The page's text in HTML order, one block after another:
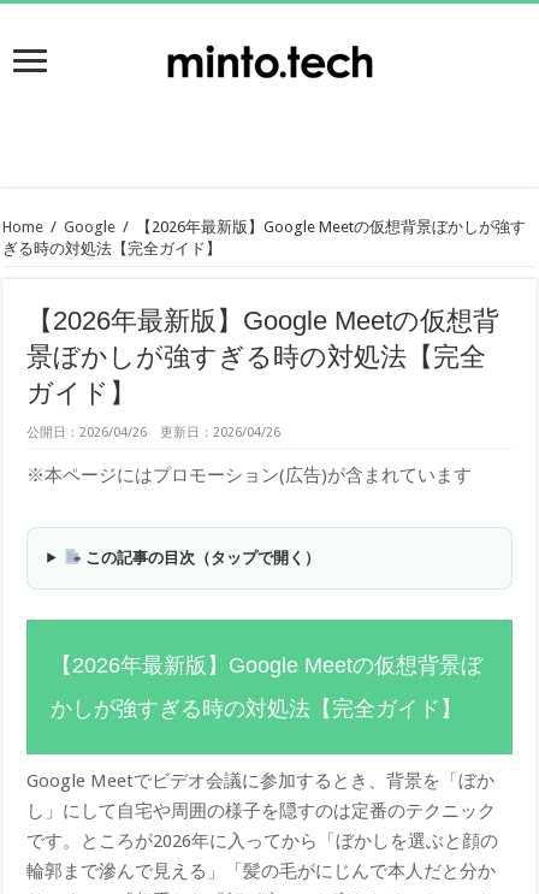
Home / Google /
【2026年最新版】Google Meetの仮想背景ぼかしが強す
ぎる時の対処法【完全ガイド】
【2026年最新版】Google Meetの仮想背
景ぼかしが強すぎる時の対処法【完全
ガイド】
公開日：2026/04/26 更新日：2026/04/26
※本ページにはプロモーション(広告)が含まれています
この記事の目次（タップで開く）
【2026年最新版】Google Meetの仮想背景ぼ
かしが強すぎる時の対処法【完全ガイド】
Google Meetでビデオ会議に参加するとき、背景を「ぼか
し」にして自宅や周囲の様子を隠すのは定番のテクニック
です。ところが2026年に入ってから「ぼかしを選ぶと顔の
輪郭まで滲んで見える」「髪の毛がにじんで本人だと分か